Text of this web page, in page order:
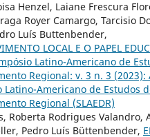
Henzel, Laiane Frescura
Royer Camargo, Tarcisio
Luís Buttenbender,
LOCAL E O PAPEL
Latino-Americano de
Regional: v. 3 n. 3 (2023):
Latino-Americano de Estudos
Regional (SLAEDR)
Roberta Rodrigues Valandro,
Pedro Luís Büttenbender,